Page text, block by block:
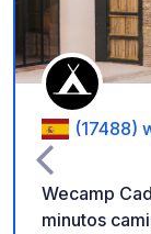
(17488)
Wecamp
minutos